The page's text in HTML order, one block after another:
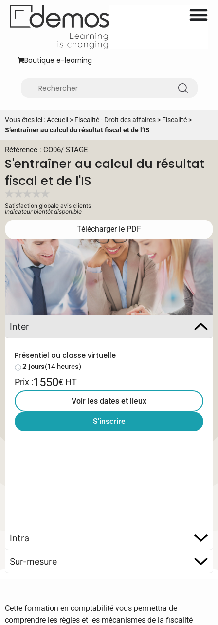
Boutique e-learning
Vous êtes ici :Accueil > Fiscalité - Droit des affaires > Fiscalité >
S’entraîner au calcul du résultat fiscal et de l’IS
Référence : CO06/ STAGE
S'entraîner au calcul du résultat
fiscal et de l'IS
Satisfaction globale avis clients
Indicateur bientôt disponible
Télécharger le PDF
Inter
Présentiel ou classe virtuelle
2 jours(14 heures)
Prix :1550€ HT
Voir les dates et lieux
S'inscrire
Intra
Sur-mesure
Cette formation en comptabilité vous permettra de
comprendre les règles et les mécanismes de la fiscalité